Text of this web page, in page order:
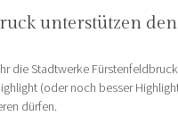
unterstützen
die Stadtwerke
(oder noch besser
dürfen.